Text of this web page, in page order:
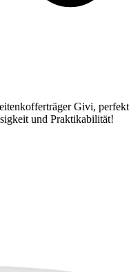
Givi, perfekt
und Praktikabilität!